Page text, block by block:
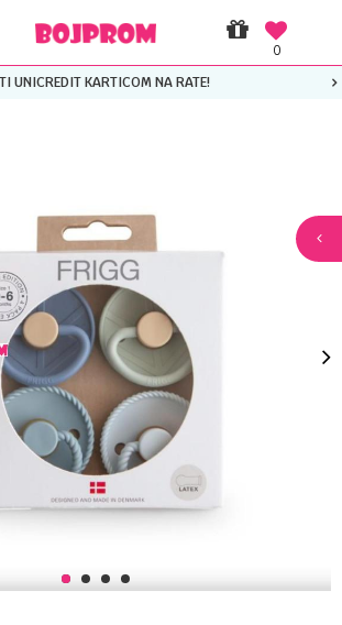
0
UNICREDIT KARTICOM NA RATE!
1 2 3 4